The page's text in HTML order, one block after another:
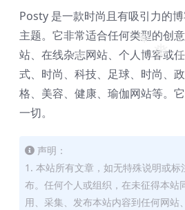
❅
❅
❅
❅
Posty 是一款时尚且有吸引力的
主题。它非常适合任何类型的创
站、在线杂志网站、个人博客或
式、时尚、科技、足球、时尚、
格、美容、健康、瑜伽网站等。
一切。
声明：
1. 本站所有文章，如无特殊说明或标
布。任何个人或组织，在未征得本站
用、采集、发布本站内容到任何网站